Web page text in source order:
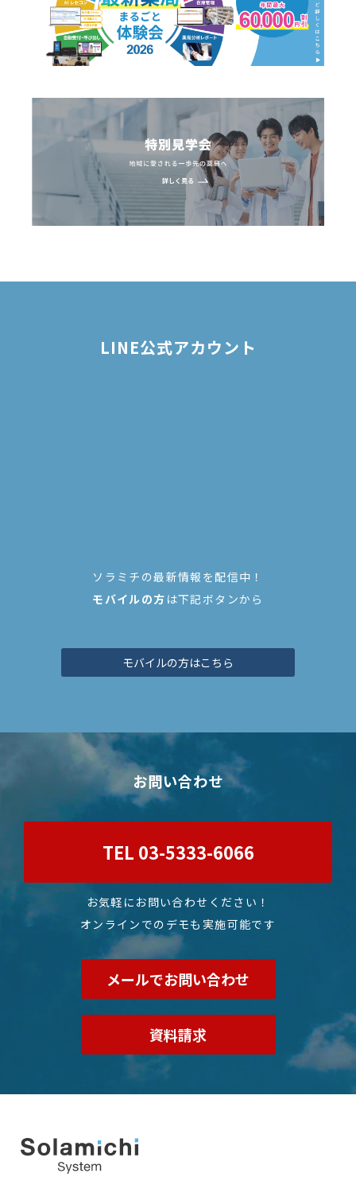
LINE公式アカウント
ソラミチの最新情報を配信中！
モバイルの方 は下記ボタンから
モバイルの方はこちら
お問い合わせ
TEL 03-5333-6066
お気軽にお問い合わせください！
オンラインでのデモも実施可能です
メールでお問い合わせ
資料請求